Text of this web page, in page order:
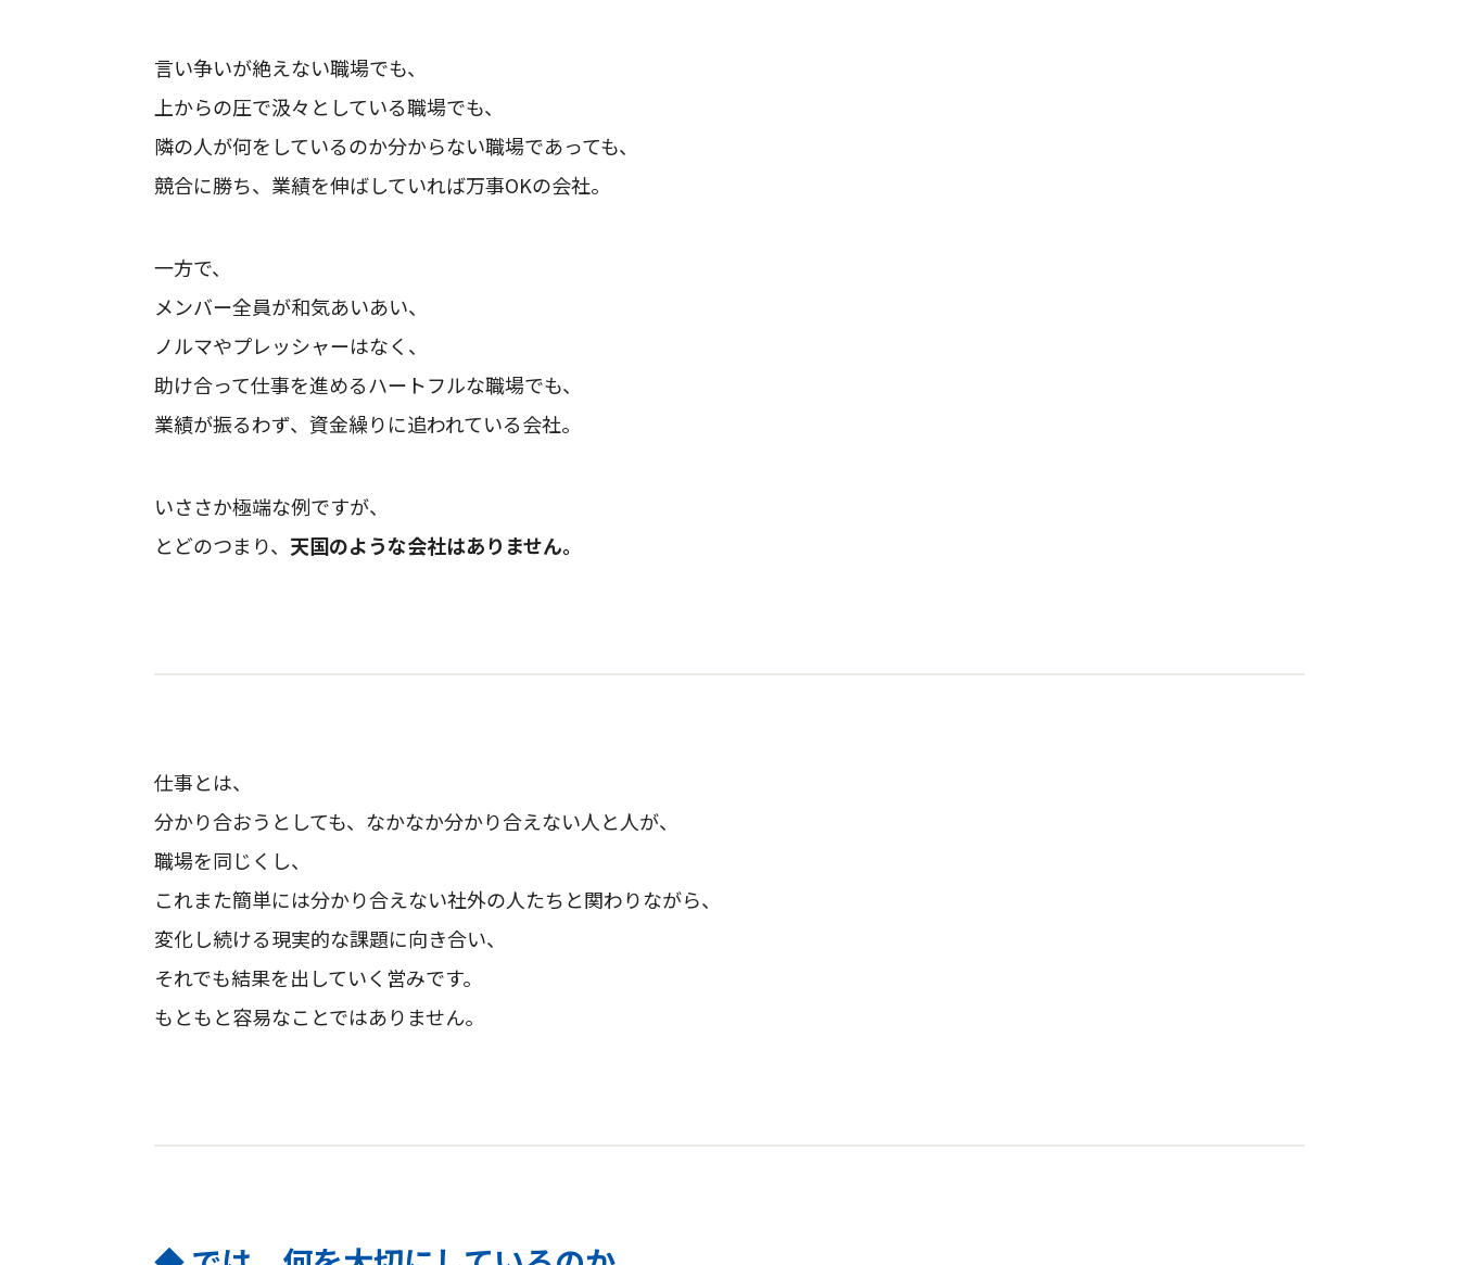
言い争いが絶えない職場でも、
上からの圧で汲々としている職場でも、
隣の人が何をしているのか分からない職場であっても、
競合に勝ち、業績を伸ばしていれば万事OKの会社。
一方で、
メンバー全員が和気あいあい、
ノルマやプレッシャーはなく、
助け合って仕事を進めるハートフルな職場でも、
業績が振るわず、資金繰りに追われている会社。
いささか極端な例ですが、
とどのつまり、 天国のような会社はありません。
仕事とは、
分かり合おうとしても、なかなか分かり合えない人と人が、
職場を同じくし、
これまた簡単には分かり合えない社外の人たちと関わりながら、
変化し続ける現実的な課題に向き合い、
それでも結果を出していく営みです。
もともと容易なことではありません。